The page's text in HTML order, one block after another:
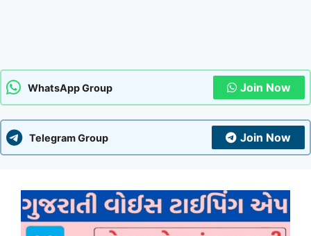
WhatsApp Group Join Now
Telegram Group Join Now